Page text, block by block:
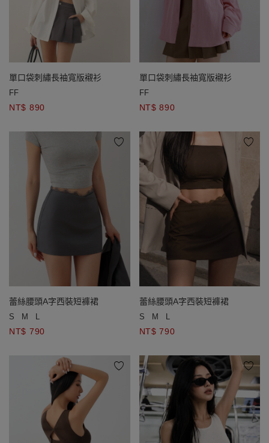
單口袋刺繡長袖寬版襯衫
FF
NT$ 890
單口袋刺繡長袖寬版襯衫
FF
NT$ 890
蕾絲腰頭A字西裝短褲裙
S M L
NT$ 790
蕾絲腰頭A字西裝短褲裙
S M L
NT$ 790